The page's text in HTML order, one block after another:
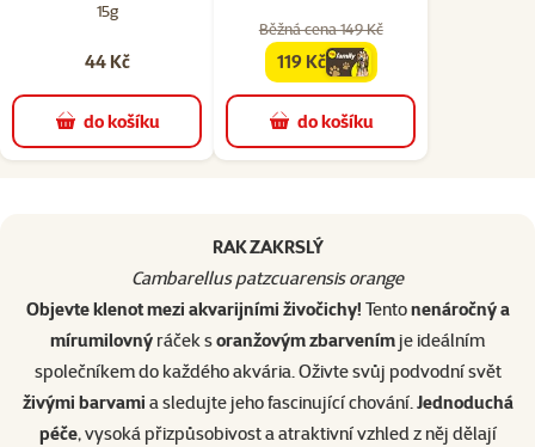
15g
44 Kč
do košíku
Běžná cena 149 Kč
familycena
119 Kč
do košíku
RAK ZAKRSLÝ
Cambarellus patzcuarensis orange
Objevte klenot mezi akvarijními živočichy! Tentonenáročný a
mírumilovný ráček soranžovým zbarvenímje ideálním
společníkem do každého akvária. Oživte svůj podvodní svět
živými barvami a sledujte jeho fascinující chování.Jednoduchá
péče, vysoká přizpůsobivost a atraktivní vzhled z něj dělají